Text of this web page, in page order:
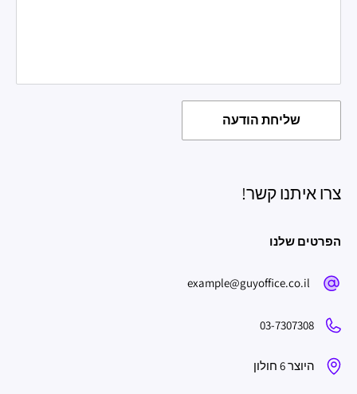
שליחת הודעה
צרו איתנו קשר!
הפרטים שלנו
example@guyoffice.co.il
03-7307308
היוצר 6 חולון